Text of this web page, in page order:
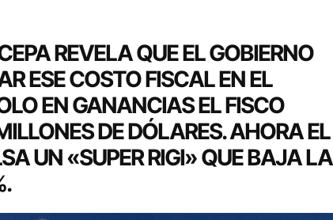
REVELA QUE EL GOBIERNO
ESE COSTO FISCAL EN EL
EN GANANCIAS EL FISCO
DE DÓLARES. AHORA EL
UN «SUPER RIGI» QUE BAJA LA